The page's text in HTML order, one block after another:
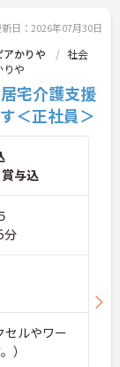
日：2026年07月30日
かりや
社会
や
宅介護支援
＜正社員＞
与込
分
ルやワー
）